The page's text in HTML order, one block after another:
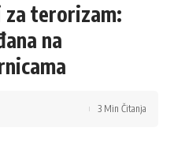
za terorizam:
na
3 Min Čitanja